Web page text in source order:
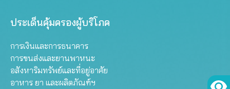
ประเด็นคุ้มครองผู้บริโภค
การเงินและการธนาคาร
การขนส่งและยานพาหนะ
อสังหาริมทรัพย์และที่อยู่อาศัย
อาหาร ยา และผลิตภัณฑ์ฯ